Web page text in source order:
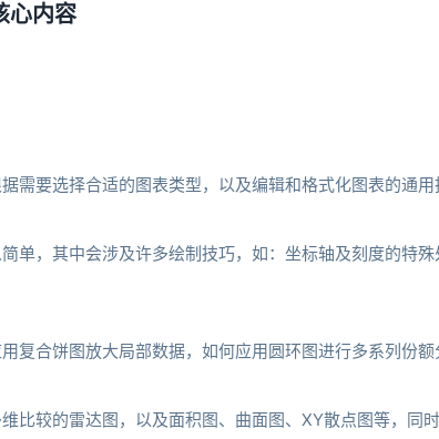
心内容
需要选择合适的图表类型，以及编辑和格式化图表的通用
单，其中会涉及许多绘制技巧，如：坐标轴及刻度的特
复合饼图放大局部数据，如何应用圆环图进行多系列份额
比较的雷达图，以及面积图、曲面图、XY散点图等，同